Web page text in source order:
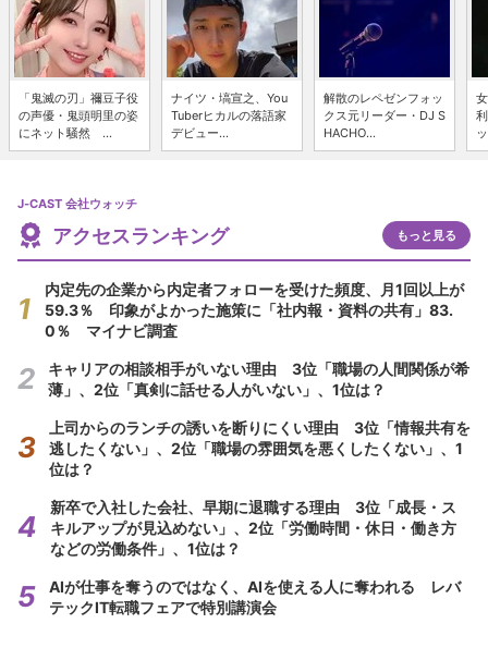
「鬼滅の刃」禰豆子役
の声優・鬼頭明里の姿
にネット騒然 ...
ナイツ・塙宣之、You
Tuberヒカルの落語家
デビュー...
解散のレペゼンフォッ
クス元リーダー・DJ S
HACHO...
J-CAST 会社ウォッチ
アクセスランキング もっと見る
内定先の企業から内定者フォローを受けた頻度、月1回以上が
59.3％ 印象がよかった施策に「社内報・資料の共有」83.
0％ マイナビ調査
キャリアの相談相手がいない理由 3位「職場の人間関係が希
薄」、2位「真剣に話せる人がいない」、1位は？
上司からのランチの誘いを断りにくい理由 3位「情報共有を
逃したくない」、2位「職場の雰囲気を悪くしたくない」、1
位は？
新卒で入社した会社、早期に退職する理由 3位「成長・ス
キルアップが見込めない」、2位「労働時間・休日・働き方
などの労働条件」、1位は？
AIが仕事を奪うのではなく、AIを使える人に奪われる レバ
テックIT転職フェアで特別講演会